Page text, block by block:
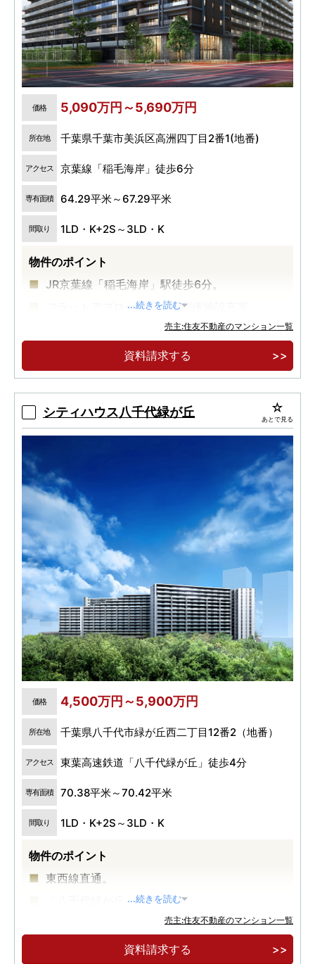
価格 5,090万円～5,690万円
所在地 千葉県千葉市美浜区高洲四丁目2番1(地番)
アクセス 京葉線「稲毛海岸」徒歩6分
専有面積 64.29平米～67.29平米
間取り 1LD・K+2S～3LD・K
物件のポイント
JR京葉線「稲毛海岸」駅徒歩6分。
フラットアプローチ、生活利便施設充実。
建物内モデルルームオープン。
...続きを読む
売主:住友不動産のマンション一覧
資料請求する
シティハウス八千代緑が丘 あとで見る
価格 4,500万円～5,900万円
所在地 千葉県八千代市緑が丘西二丁目12番2（地番）
アクセス 東葉高速鉄道「八千代緑が丘」徒歩4分
専有面積 70.38平米～70.42平米
間取り 1LD・K+2S～3LD・K
物件のポイント
東西線直通。
「八千代緑が丘」駅徒歩4分。
建物完成。建物内モデルルームオープン。
...続きを読む
売主:住友不動産のマンション一覧
資料請求する